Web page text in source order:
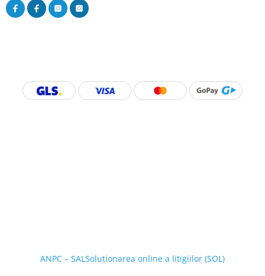
ANPC – SALSoluționarea online a litigiilor (SOL)